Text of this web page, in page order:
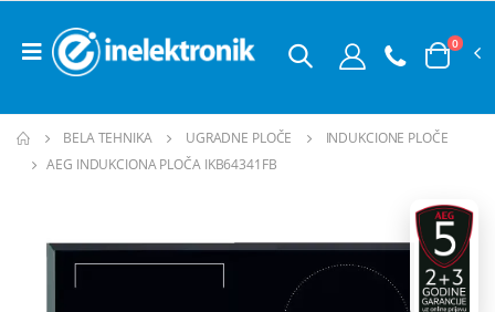
0
BELA TEHNIKA UGRADNE PLOČE
INDUKCIONE PLOČE
AEG INDUKCIONA PLOČA IKB64341FB